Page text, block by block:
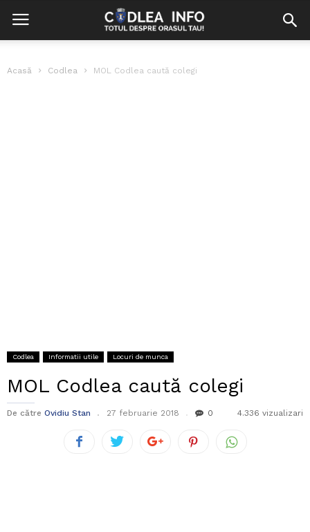
Acasă Codlea MOL Codlea caută colegi
Codlea Informatii utile Locuri de munca
MOL Codlea caută colegi
De către Ovidiu Stan 27 februarie 2018 0 4.336 vizualizari